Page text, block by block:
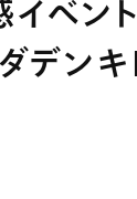
ベン
デン